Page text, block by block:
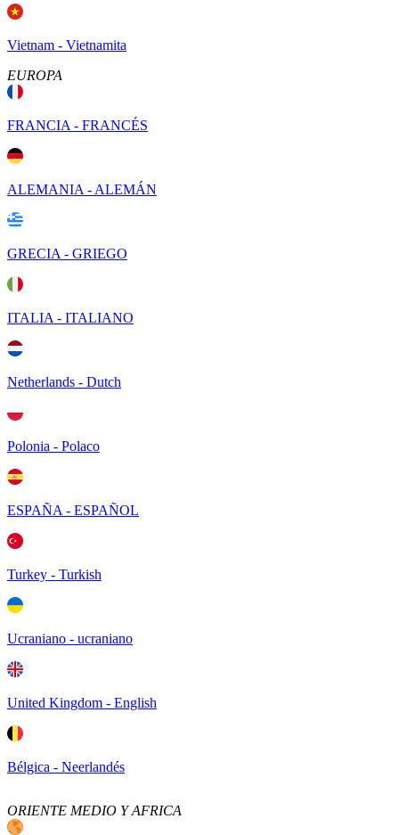
Vietnam - Vietnamita
EUROPA
FRANCIA - FRANCÉS
ALEMANIA - ALEMÁN
GRECIA - GRIEGO
ITALIA - ITALIANO
Netherlands - Dutch
Polonia - Polaco
ESPAÑA - ESPAÑOL
Turkey - Turkish
Ucraniano - ucraniano
United Kingdom - English
Bélgica - Neerlandés
ORIENTE MEDIO Y AFRICA